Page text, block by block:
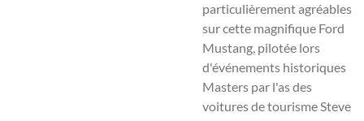
particulièrement agréables
sur cette magnifique Ford
Mustang, pilotée lors
d'événements historiques
Masters par l'as des
voitures de tourisme Steve